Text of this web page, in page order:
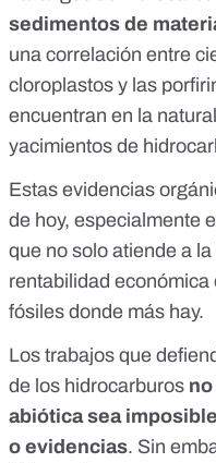
sedimentos de
una correlación entre
cloroplastos y las
encuentran en la
yacimientos de
Estas evidencias
de hoy, especialmente
que no solo atiende a
rentabilidad económica
fósiles donde más hay.
Los trabajos que
de los hidrocarburos
abiótica sea imposible
o evidencias. Sin